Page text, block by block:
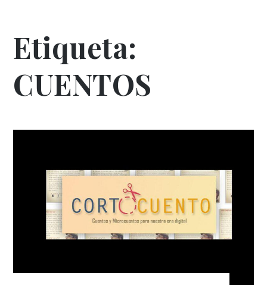
Etiqueta:
CUENTOS